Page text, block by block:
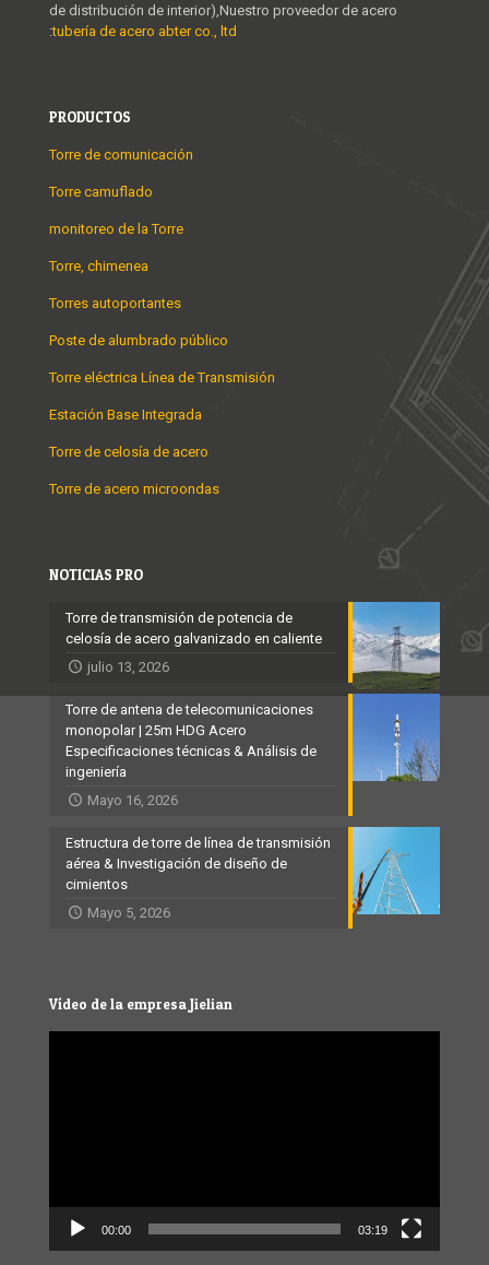
de distribución de interior),Nuestro proveedor de acero
:tubería de acero abter co., ltd
PRODUCTOS
Torre de comunicación
Torre camuflado
monitoreo de la Torre
Torre, chimenea
Torres autoportantes
Poste de alumbrado público
Torre eléctrica Línea de Transmisión
Estación Base Integrada
Torre de celosía de acero
Torre de acero microondas
NOTICIAS PRO
Torre de transmisión de potencia de
celosía de acero galvanizado en caliente
julio 13, 2026
Torre de antena de telecomunicaciones
monopolar | 25m HDG Acero
Especificaciones técnicas & Análisis de
ingeniería
Mayo 16, 2026
Estructura de torre de línea de transmisión
aérea & Investigación de diseño de
cimientos
Mayo 5, 2026
Vídeo de la empresa Jielian
00:00 03:19